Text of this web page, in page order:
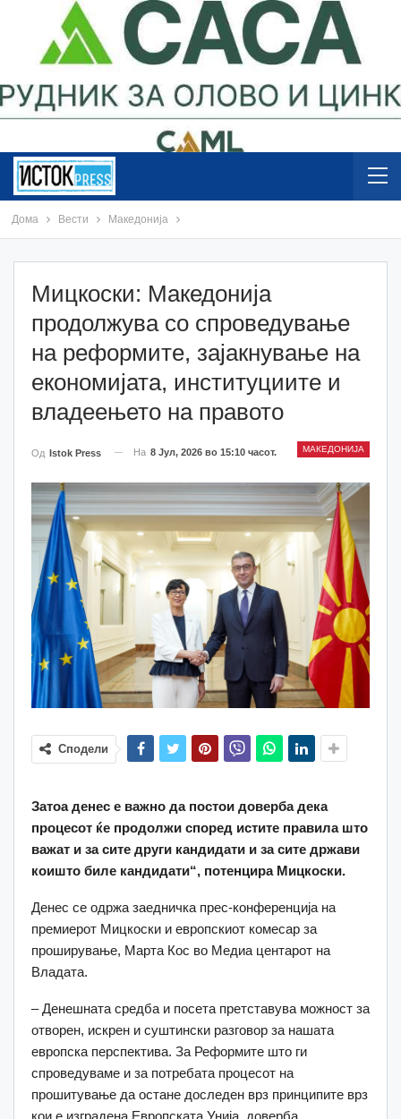
Дома Вести Македонија
Мицкоски: Македонија
продолжува со спроведување
на реформите, зајакнување на
економијата, институциите и
владеењето на правото
МАКЕДОНИЈА
Од Istok Press На 8 Јул, 2026 во 15:10 часот.
Сподели
Затоа денес е важно да постои доверба дека
процесот ќе продолжи според истите правила што
важат и за сите други кандидати и за сите држави
коишто биле кандидати“, потенцира Мицкоски.
Денес се одржа заедничка прес-конференција на
премиерот Мицкоски и европскиот комесар за
проширување, Марта Кос во Медиа центарот на
Владата.
– Денешната средба и посета претставува можност за
отворен, искрен и суштински разговор за нашата
европска перспектива. За Реформите што ги
спроведуваме и за потребата процесот на
прошитување да остане доследен врз принципите врз
кои е изградена Европската Унија, доверба,